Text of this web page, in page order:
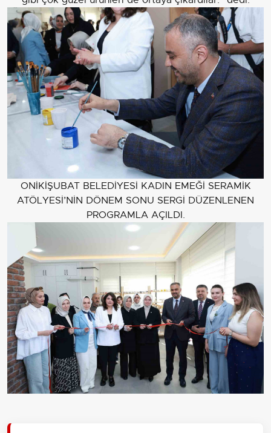
ONİKİŞUBAT BELEDİYESİ KADIN EMEĞİ SERAMİK
ATÖLYESİ’NİN DÖNEM SONU SERGİ DÜZENLENEN
PROGRAMLA AÇILDI.